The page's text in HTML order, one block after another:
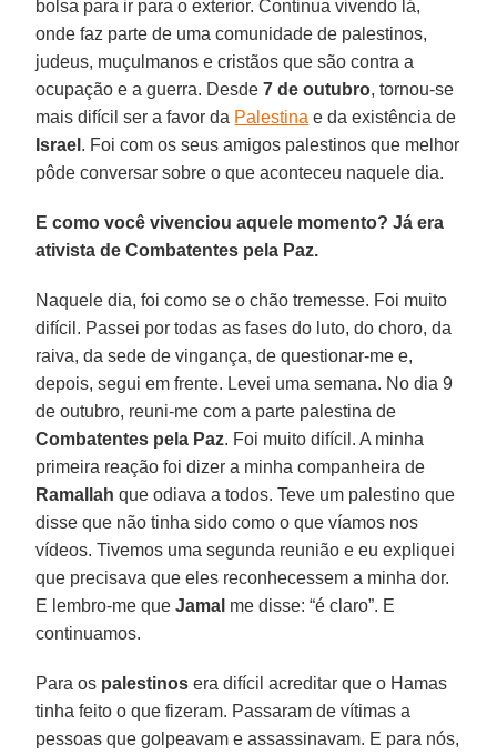
bolsa para ir para o exterior. Continua vivendo lá,
onde faz parte de uma comunidade de palestinos,
judeus, muçulmanos e cristãos que são contra a
ocupação e a guerra. Desde7 de outubro, tornou-se
mais difícil ser a favor da Palestina e da existência de
Israel . Foi com os seus amigos palestinos que melhor
pôde conversar sobre o que aconteceu naquele dia.
E como você vivenciou aquele momento? Já era
ativista de Combatentes pela Paz.
Naquele dia, foi como se o chão tremesse. Foi muito
difícil. Passei por todas as fases do luto, do choro, da
raiva, da sede de vingança, de questionar-me e,
depois, segui em frente. Levei uma semana. No dia 9
de outubro, reuni-me com a parte palestina de
Combatentes pela Paz. Foi muito difícil. A minha
primeira reação foi dizer a minha companheira de
Ramallah que odiava a todos. Teve um palestino que
disse que não tinha sido como o que víamos nos
vídeos. Tivemos uma segunda reunião e eu expliquei
que precisava que eles reconhecessem a minha dor.
E lembro-me queJamal me disse: “é claro”. E
continuamos.
Para os palestinos era difícil acreditar que o Hamas
tinha feito o que fizeram. Passaram de vítimas a
pessoas que golpeavam e assassinavam. E para nós,